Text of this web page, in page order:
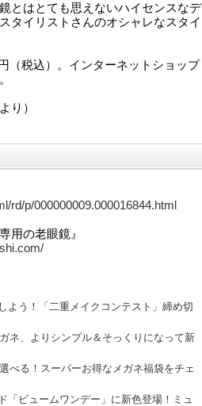
とはとても思えないハイセンスなデ
タイリストさんのオシャレなスタイ
（税込）。インターネットショップ
り）
rd/p/000000009.000016844.html
用の老眼鏡』
よう！「二重メイクコンテスト」締め切
ネ、よりシンプル＆そっくりになって新
べる！スーパーお得なメガネ福袋をチェ
「ビュームワンデー」に新色登場！ミュ